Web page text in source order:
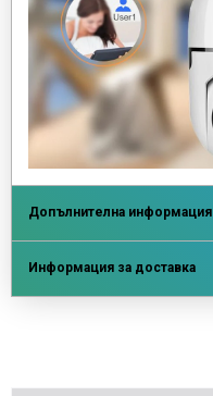
Допълнителна информация
Информация за доставка